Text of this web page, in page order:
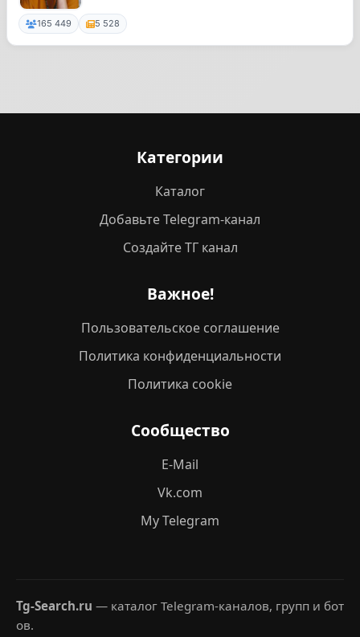
165 449 5 528
Категории
Каталог
Добавьте Telegram-канал
Создайте ТГ канал
Важное!
Пользовательское соглашение
Политика конфиденциальности
Политика cookie
Сообщество
E-Mail
Vk.com
My Telegram
Tg-Search.ru — каталог Telegram-каналов, групп и бот
ов.